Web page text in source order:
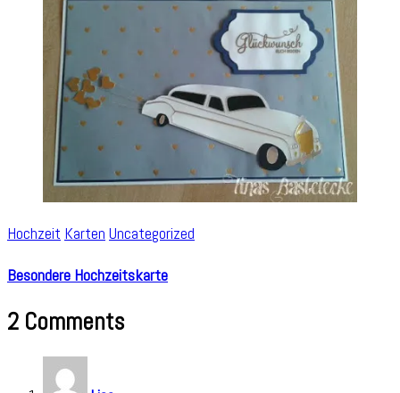
Hochzeit Karten Uncategorized
Besondere Hochzeitskarte
2 Comments